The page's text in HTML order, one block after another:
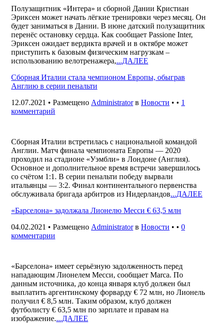
Полузащитник «Интера» и сборной Дании Кристиан
Эриксен может начать лёгкие тренировки через месяц. Он
будет заниматься в Дании. В июне датский полузащитник
перенёс остановку сердца. Как сообщает Passione Inter,
Эриксен ожидает вердикта врачей и в октябре может
приступить к базовым физическим нагрузкам –
использованию велотренажера,...ДАЛЕЕ
Сборная Италии стала чемпионом Европы, обыграв
Англию в серии пенальти
12.07.2021 • Размещено Administratorв Новости • • 1
комментарий
Сборная Италии встретилась с национальной командой
Англии. Матч финала чемпионата Европы — 2020
проходил на стадионе «Уэмбли» в Лондоне (Англия).
Основное и дополнительное время встречи завершилось
со счётом 1:1. В серии пенальти победу вырвали
итальянцы — 3:2. Финал континентального первенства
обслуживала бригада арбитров из Нидерландов...ДАЛЕЕ
«Барселона» задолжала Лионелю Месси € 63,5 млн
04.02.2021 • Размещено Administratorв Новости • • 0
комментарии
«Барселона» имеет серьёзную задолженность перед
нападающим Лионелем Месси, сообщает Marca. По
данным источника, до конца января клуб должен был
выплатить аргентинскому форварду € 72 млн, но Лионель
получил € 8,5 млн. Таким образом, клуб должен
футболисту € 63,5 млн по зарплате и правам на
изображение....ДАЛЕЕ